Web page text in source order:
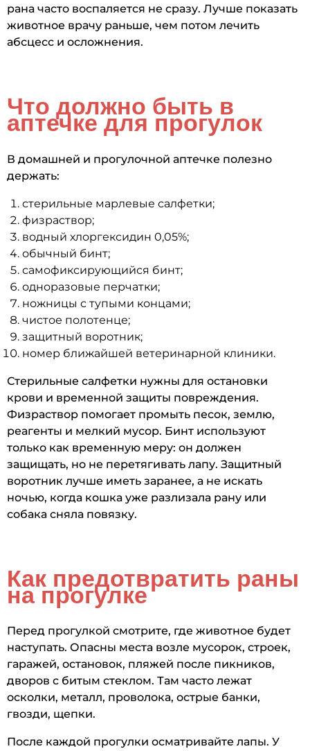
рана часто воспаляется не сразу. Лучше показать
животное врачу раньше, чем потом лечить
абсцесс и осложнения.
Что должно быть в
аптечке для прогулок
В домашней и прогулочной аптечке полезно
держать:
стерильные марлевые салфетки;
физраствор;
водный хлоргексидин 0,05%;
обычный бинт;
самофиксирующийся бинт;
одноразовые перчатки;
ножницы с тупыми концами;
чистое полотенце;
защитный воротник;
номер ближайшей ветеринарной клиники.
Стерильные салфетки нужны для остановки
крови и временной защиты повреждения.
Физраствор помогает промыть песок, землю,
реагенты и мелкий мусор. Бинт используют
только как временную меру: он должен
защищать, но не перетягивать лапу. Защитный
воротник лучше иметь заранее, а не искать
ночью, когда кошка уже разлизала рану или
собака сняла повязку.
Как предотвратить раны
на прогулке
Перед прогулкой смотрите, где животное будет
наступать. Опасны места возле мусорок, строек,
гаражей, остановок, пляжей после пикников,
дворов с битым стеклом. Там часто лежат
осколки, металл, проволока, острые банки,
гвозди, щепки.
После каждой прогулки осматривайте лапы. У